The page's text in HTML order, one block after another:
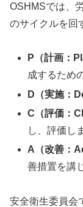
OSHMSでは、
のサイクルを回
P（計画：
成するため
D（実施：
C（評価：
し、評価し
A（改善：
善措置を講
安全衛生委員会